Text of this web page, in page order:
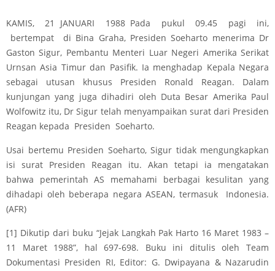
KAMIS, 21 JANUARI 1988 Pada pukul 09.45 pagi ini,
bertempat di Bina Graha, Presiden Soeharto menerima Dr
Gaston Sigur, Pembantu Menteri Luar Negeri Amerika Serikat
Urnsan Asia Timur dan Pasifik. Ia menghadap Kepala Negara
sebagai utusan khusus Presiden Ronald Reagan. Dalam
kunjungan yang juga dihadiri oleh Duta Besar Amerika Paul
Wolfowitz itu, Dr Sigur telah menyampaikan surat dari Presiden
Reagan kepada Presiden Soeharto.
Usai bertemu Presiden Soeharto, Sigur tidak mengungkapkan
isi surat Presiden Reagan itu. Akan tetapi ia mengatakan
bahwa pemerintah AS memahami berbagai kesulitan yang
dihadapi oleh beberapa negara ASEAN, termasuk Indonesia.
(AFR)
[1] Dikutip dari buku “Jejak Langkah Pak Harto 16 Maret 1983 –
11 Maret 1988”, hal 697-698. Buku ini ditulis oleh Team
Dokumentasi Presiden RI, Editor: G. Dwipayana & Nazarudin